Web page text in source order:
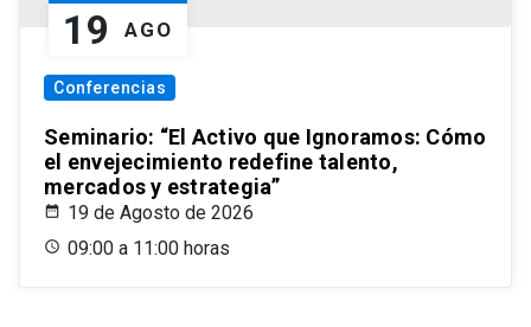
19 AGO
Conferencias
Seminario: “El Activo que Ignoramos: Cómo
el envejecimiento redefine talento,
mercados y estrategia”
19 de Agosto de 2026
09:00 a 11:00 horas